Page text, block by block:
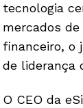
tecnologia
mercados
financeiro, o
de liderança
O CEO da